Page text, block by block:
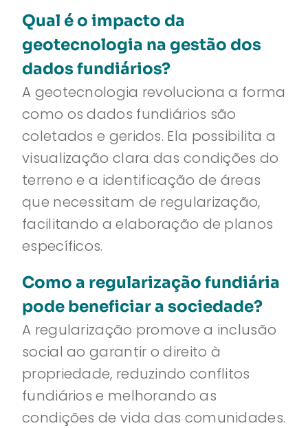
Qual é o impacto da
geotecnologia na gestão dos
dados fundiários?
A geotecnologia revoluciona a forma
como os dados fundiários são
coletados e geridos. Ela possibilita a
visualização clara das condições do
terreno e a identificação de áreas
que necessitam de regularização,
facilitando a elaboração de planos
específicos.
Como a regularização fundiária
pode beneficiar a sociedade?
A regularização promove a inclusão
social ao garantir o direito à
propriedade, reduzindo conflitos
fundiários e melhorando as
condições de vida das comunidades.